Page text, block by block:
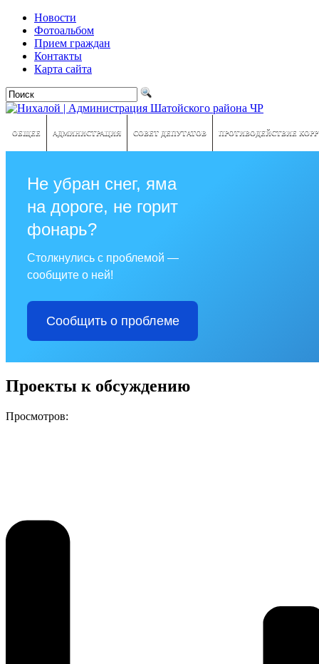
Новости
Фотоальбом
Прием граждан
Контакты
Карта сайта
ОБЩЕЕ АДМИНИСТРАЦИЯ СОВЕТ ДЕПУТАТОВ ПРОТИВОДЕЙСТВИЕ
Не убран снег, яма
на дороге, не горит
фонарь?
Столкнулись с проблемой —
сообщите о ней!
Сообщить о проблеме
Проекты к обсуждению
Просмотров: